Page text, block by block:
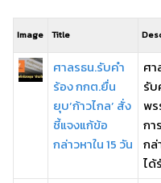
Image Title
ศาลรธน.รับคำ
ร้อง กกต.ยื่น
ยุบ’ก้าวไกล’ สั่ง
ชี้แจงแก้ข้อ
กล่าวหาใน 15 วัน
ศ
รั
พร
กา
กล่
ได้